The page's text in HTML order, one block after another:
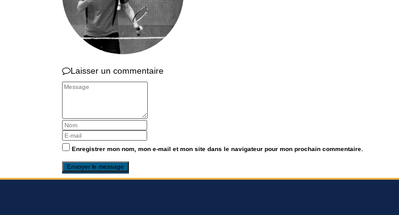
Laisser un commentaire
Enregistrer mon nom, mon e-mail et mon site dans le navigateur pour mon prochain commentaire.